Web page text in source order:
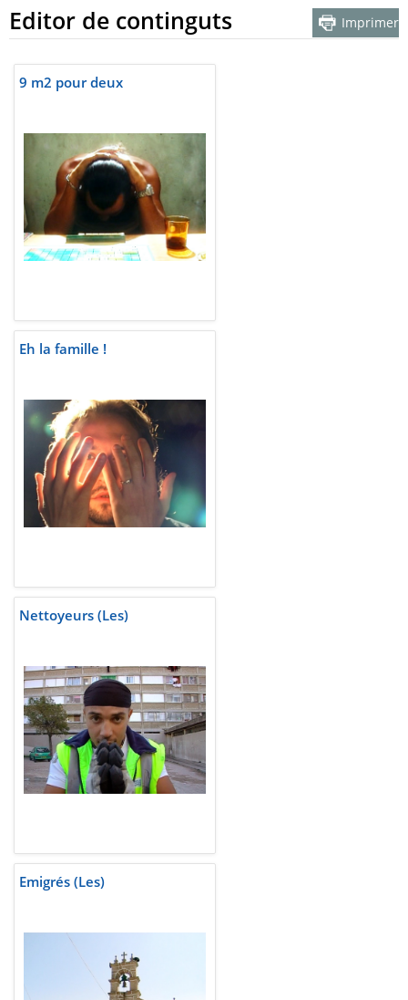
Editor de continguts Imprimer
9 m2 pour deux
Eh la famille !
Nettoyeurs (Les)
Emigrés (Les)